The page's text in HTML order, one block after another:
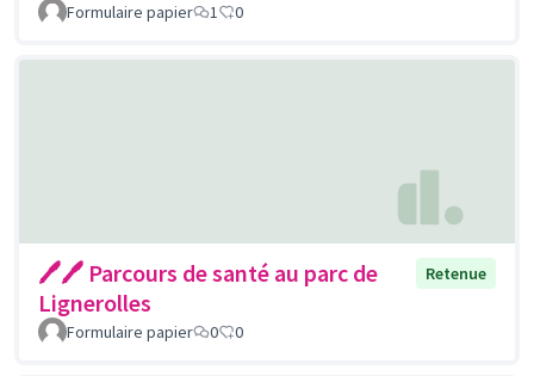
Formulaire papier 1 0
🖊🖊 Parcours de santé au parc de
Lignerolles
Retenue
Formulaire papier 0 0